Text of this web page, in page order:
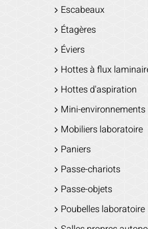
Escabeaux
Étagères
Éviers
Hottes à flux
Hottes d'aspiration
Mini-environnements
Mobiliers laboratoire
Paniers
Passe-chariots
Passe-objets
Poubelles laboratoire